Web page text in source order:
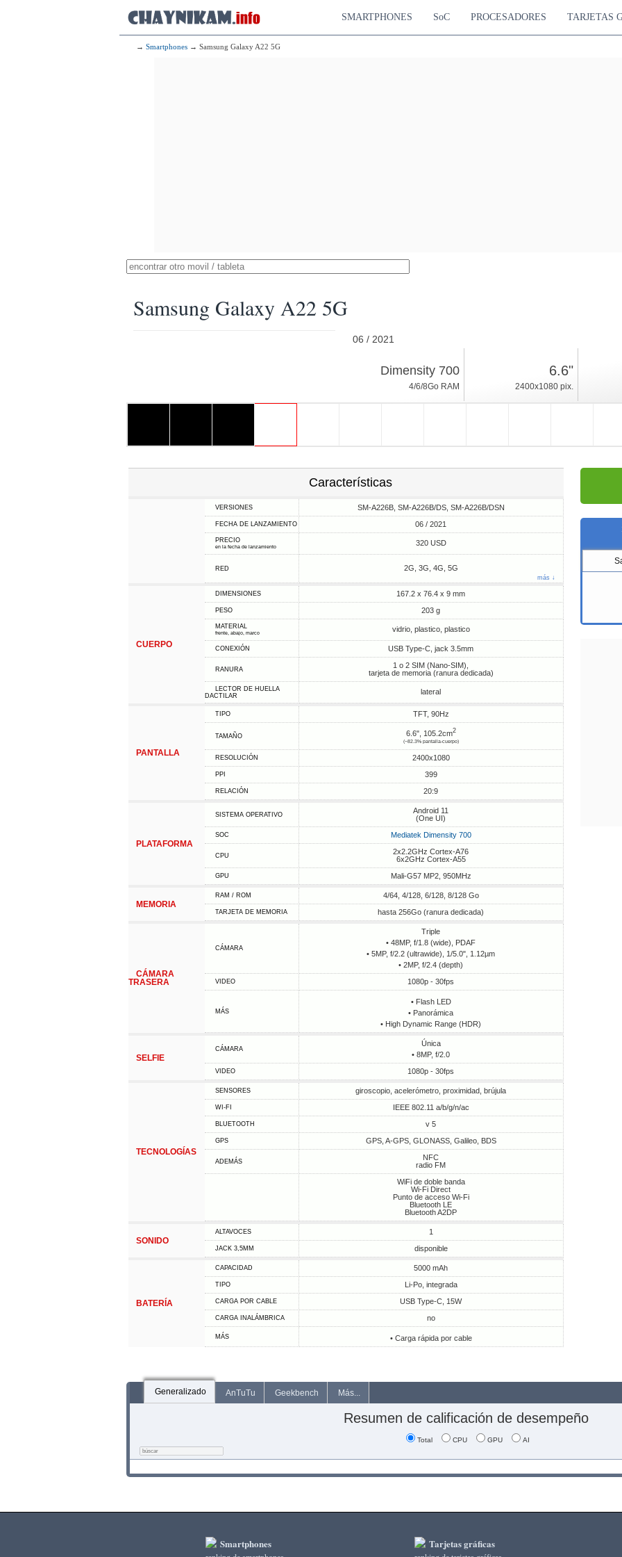
SMARTPHONES SoC PROCESADORES TARJETAS
→ Smartphones → Samsung Galaxy A22 5G
Samsung Galaxy A22 5G
06 / 2021
Android 11, One UI
Dimensity 700
4/6/8Go RAM
6.6"
2400x1080 pix.
Características
VERSIONES SM-A226B, SM-A226B/DS, SM-A226B/DSN
FECHA DE LANZAMIENTO 06 / 2021
PRECIO
en la fecha de lanzamiento 320 USD
RED 2G, 3G, 4G, 5G
más ↓
CUERPO
DIMENSIONES 167.2 x 76.4 x 9 mm
PESO 203 g
MATERIAL
frente, abajo, marco vidrio, plastico, plastico
CONEXIÓN USB Type-C, jack 3.5mm
RANURA
1 o 2 SIM (Nano-SIM),
tarjeta de memoria (ranura dedicada)
LECTOR DE HUELLA
DACTILAR
lateral
PANTALLA
TIPO TFT, 90Hz
TAMAÑO 6.6", 105.2cm2
(~82.3% pantalla-cuerpo)
RESOLUCIÓN 2400x1080
PPI 399
RELACIÓN 20:9
PLATAFORMA
SISTEMA OPERATIVO
Android 11
(One UI)
SOC Mediatek Dimensity 700
CPU
2x2.2GHz Cortex-A76
6x2GHz Cortex-A55
GPU Mali-G57 MP2, 950MHz
MEMORIA
RAM / ROM 4/64, 4/128, 6/128, 8/128 Go
TARJETA DE MEMORIA hasta 256Go (ranura dedicada)
CÁMARA
TRASERA
CÁMARA
Triple
• 48MP, f/1.8 (wide), PDAF
• 5MP, f/2.2 (ultrawide), 1/5.0", 1.12µm
• 2MP, f/2.4 (depth)
VIDEO 1080p - 30fps
MÁS
• Flash LED
• Panorámica
• High Dynamic Range (HDR)
SELFIE
CÁMARA
Única
• 8MP, f/2.0
VIDEO 1080p - 30fps
TECNOLOGÍAS
SENSORES giroscopio, acelerómetro, proximidad, brújula
WI-FI IEEE 802.11 a/b/g/n/ac
BLUETOOTH v 5
GPS GPS, A-GPS, GLONASS, Galileo, BDS
ADEMÁS
NFC
radio FM
WiFi de doble banda
Wi-Fi Direct
Punto de acceso Wi-Fi
Bluetooth LE
Bluetooth A2DP
SONIDO
ALTAVOCES 1
JACK 3,5MM disponible
BATERÍA
CAPACIDAD 5000 mAh
TIPO Li-Po, integrada
CARGA POR CABLE USB Type-C, 15W
CARGA INALÁMBRICA no
MÁS • Carga rápida por cable
Generalizado AnTuTu Geekbench Más...
Resumen de calificación de desempeño
Total CPU GPU AI
Smartphones Tarjetas gráficas